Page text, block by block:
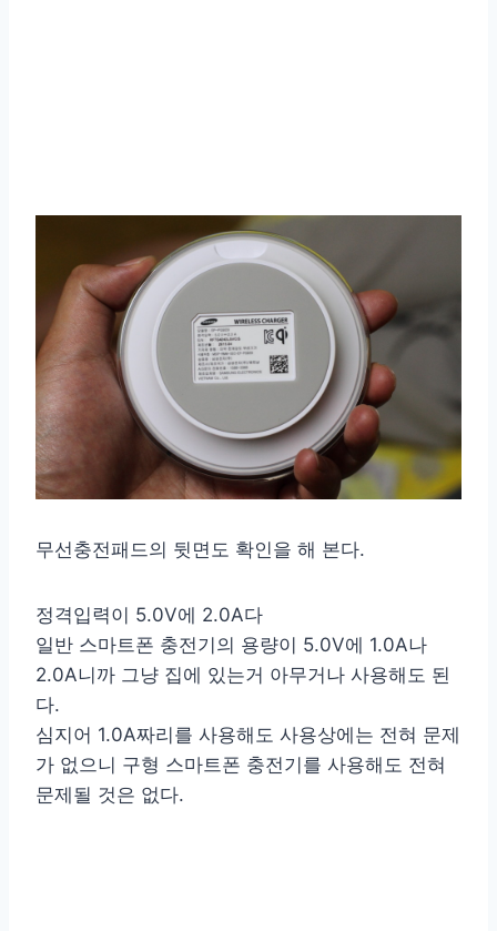
무선충전패드의 뒷면도 확인을 해 본다.
정격입력이 5.0V에 2.0A다
일반 스마트폰 충전기의 용량이 5.0V에 1.0A나
2.0A니까 그냥 집에 있는거 아무거나 사용해도 된
다.
심지어 1.0A짜리를 사용해도 사용상에는 전혀 문제
가 없으니 구형 스마트폰 충전기를 사용해도 전혀
문제될 것은 없다.